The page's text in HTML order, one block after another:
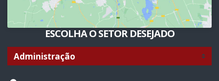
ESCOLHA O SETOR DESEJADO